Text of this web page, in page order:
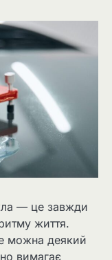
— це завжди
життя.
можна деякий
вимагає